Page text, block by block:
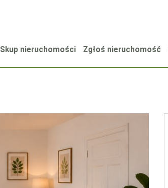
Skup nieruchomości Zgłoś nieruchomość